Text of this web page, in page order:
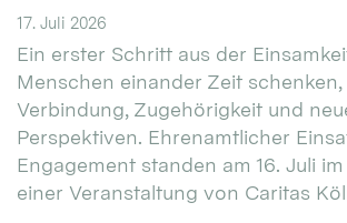
17. Juli 2026
Ein erster Schritt aus der
Menschen einander Zeit
Verbindung, Zugehörigkeit und
Perspektiven. Ehrenamtlicher
Engagement standen am 16. Juli
einer Veranstaltung von Caritas